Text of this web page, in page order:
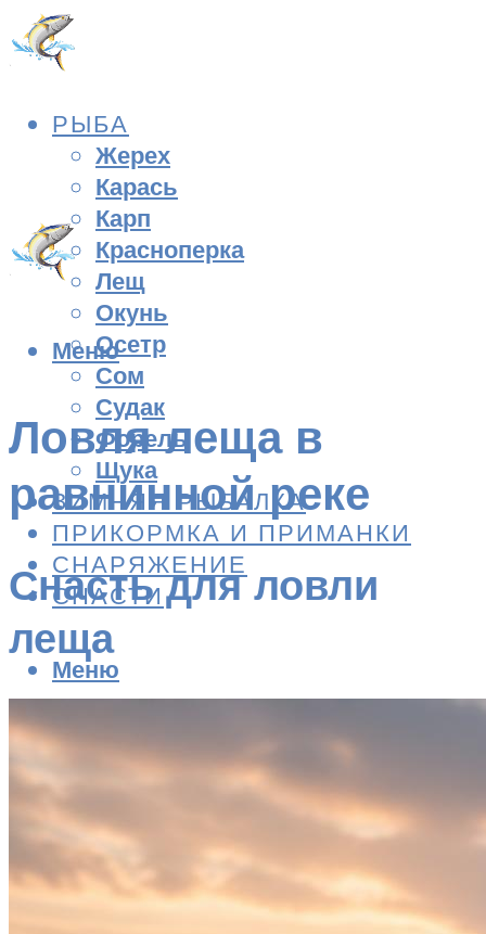
РЫБА
Жерех
Карась
Карп
Красноперка
Лещ
Окунь
Осетр
Сом
Судак
Форель
Щука
ЗИМНЯЯ РЫБАЛКА
ПРИКОРМКА И ПРИМАНКИ
СНАРЯЖЕНИЕ
СНАСТИ
Меню
Меню
Ловля леща в
равнинной реке
Снасть для ловли
леща